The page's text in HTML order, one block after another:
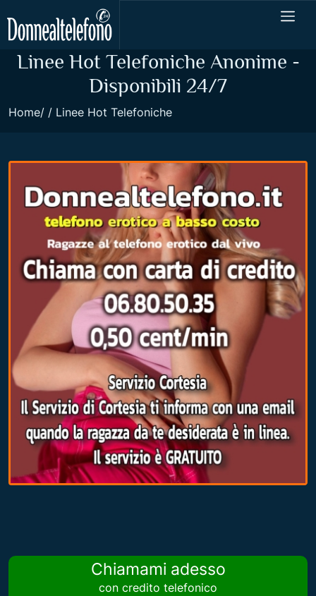
Linee Hot Telefoniche Anonime -
Disponibili 24/7
Home Linee Hot Telefoniche
Chiamami adesso
con credito telefonico